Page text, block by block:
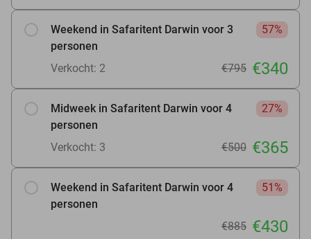
Weekend in Safaritent Darwin voor 3
personen
57%
Verkocht: 2 €795 €340
Midweek in Safaritent Darwin voor 4
personen
27%
Verkocht: 3 €500 €365
Weekend in Safaritent Darwin voor 4
personen
51%
€885 €430